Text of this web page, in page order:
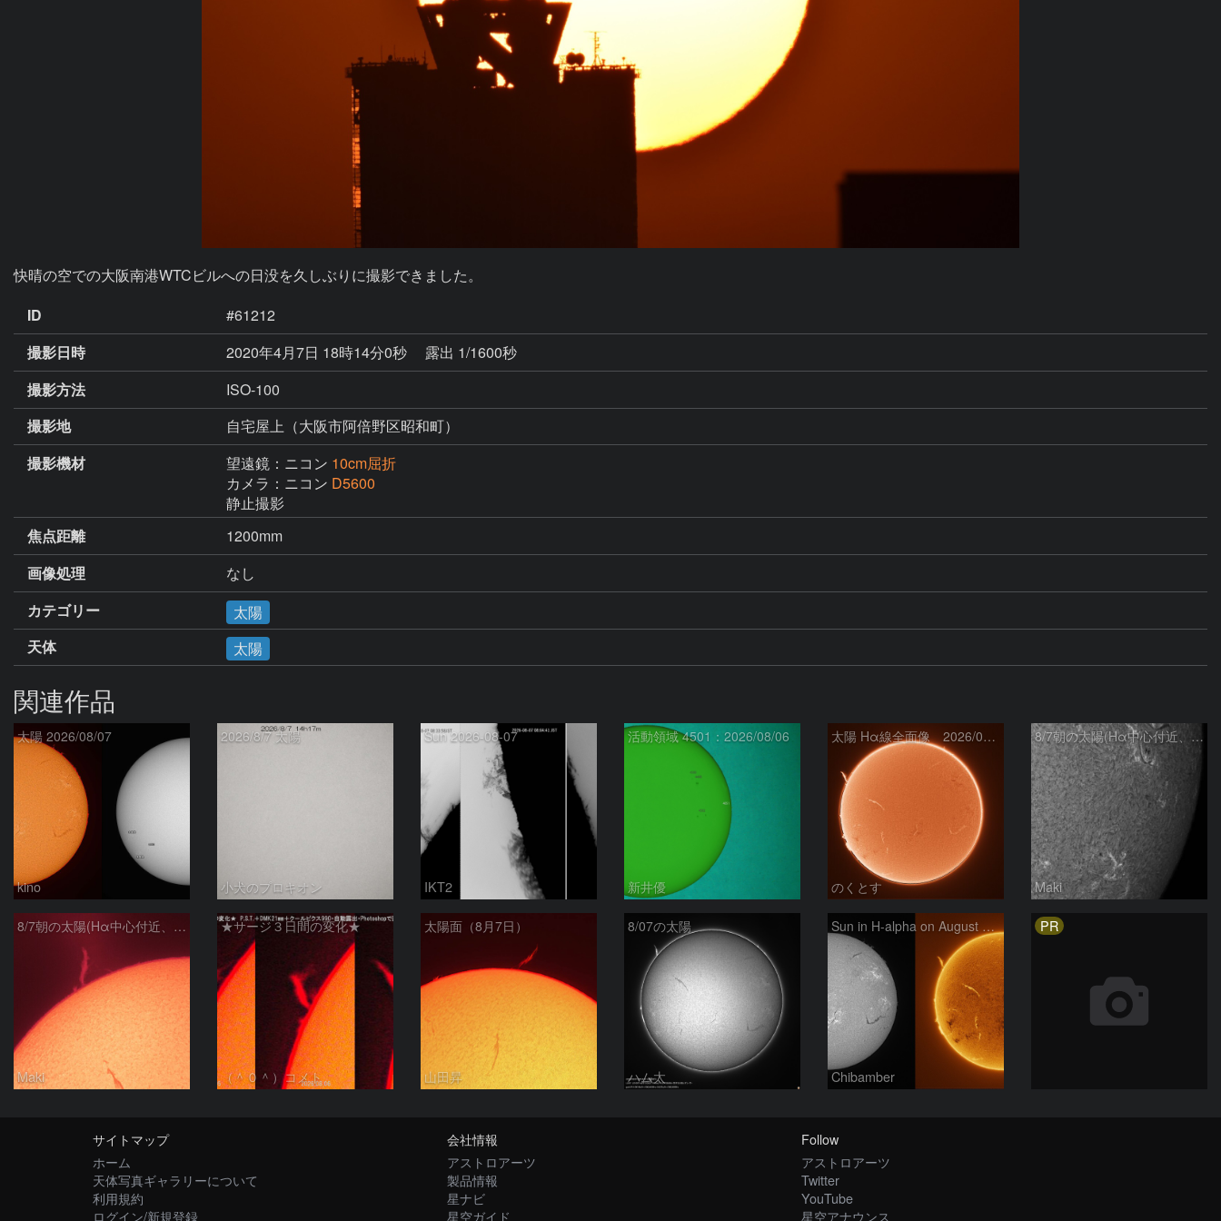
快晴の空での大阪南港WTCビルへの日没を久しぶりに撮影できました。
ID
#61212
撮影日時
2020年4月7日 18時14分0秒
露出 1/1600秒
撮影方法
ISO-100
撮影地
自宅屋上（大阪市阿倍野区昭和町）
撮影機材
望遠鏡：ニコン 10cm屈折
カメラ：ニコン D5600
静止撮影
焦点距離
1200mm
画像処理
なし
カテゴリー
太陽
天体
太陽
関連作品
太陽 2026/08/07
kino
2026/8/7 太陽
小犬のプロキオン
Sun 2026-08-07
IKT2
活動領域 4501：2026/08/06
新井優
太陽 Hα線全面像 2026/08/07
のくとす
8/7朝の太陽(Hα中心付近、4498、4502付近)
Maki
8/7朝の太陽(Hα中心付近、プロミネンス)
Maki
★サージ３日間の変化★
（＾０＾）コメト
太陽面（8月7日）
山田昇
8/07の太陽
ハム太
Sun in H-alpha on August 7, 2026
Chibamber
PR
サイトマップ
ホーム
天体写真ギャラリーについて
利用規約
ログイン/新規登録
会社情報
アストロアーツ
製品情報
星ナビ
星空ガイド
Follow
アストロアーツ
Twitter
YouTube
星空アナウンス